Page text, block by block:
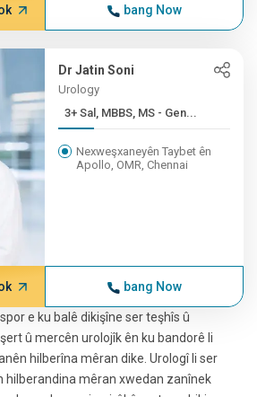
bang Now
Dr Jatin Soni
Urology
3+ Sal, MBBS, MS - Gen...
Nexweşxaneyên Taybet ên
Apollo, OMR, Chennai
bang Now
e ku balê dikişîne ser teşhîs û
û mercên urolojîk ên ku bandorê li
hilberîna mêran dike. Urologî li ser
hilberandina mêran xwedan zanînek